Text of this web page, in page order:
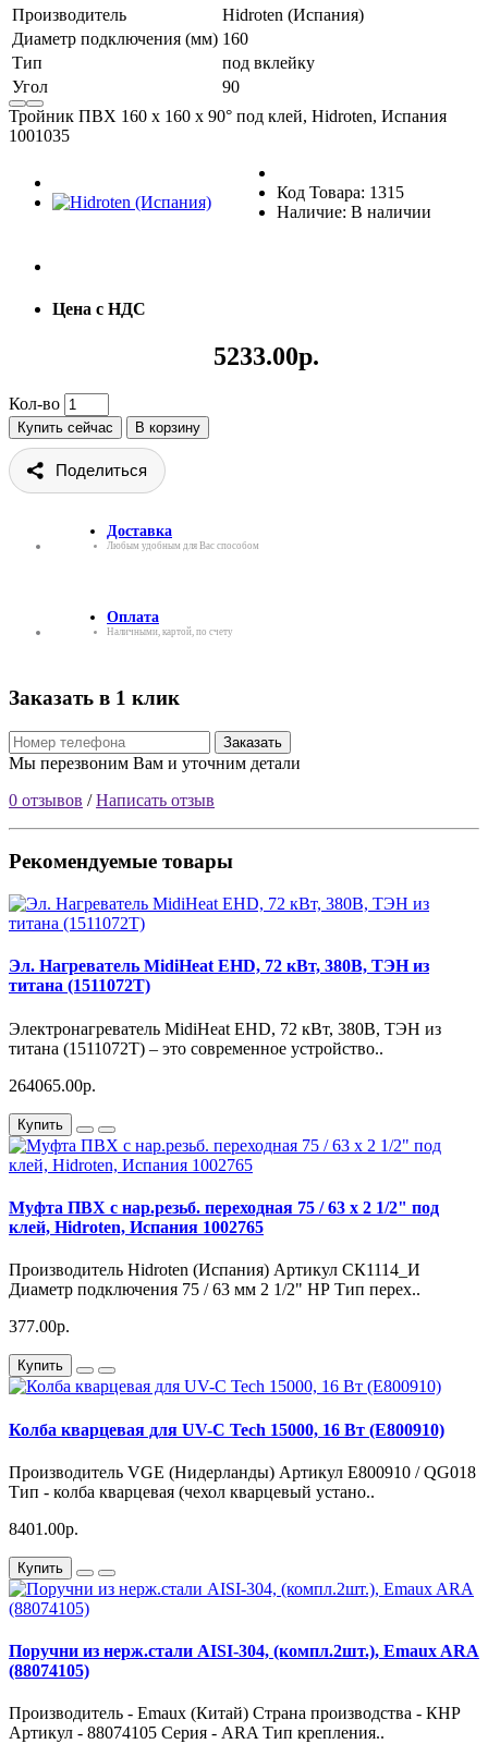
Производитель
Hidroten (Испания)
Диаметр подключения (мм) 160
Тип
под вклейку
Угол
90
Тройник ПВХ 160 х 160 х 90° под клей, Hidroten, Испания
1001035
Код Товара: 1315
Наличие: В наличии
Цена с НДС
5233.00р.
Кол-во
Купить сейчас В корзину
Поделиться
Доставка
Любым удобным для Вас способом
Оплата
Наличными, картой, по счету
Заказать в 1 клик
Заказать
Мы перезвоним Вам и уточним детали
0 отзывов /Написать отзыв
Рекомендуемые товары
Эл. Нагреватель MidiHeat EHD, 72 кВт, 380В, ТЭН из
титана (1511072T)
Электронагреватель MidiHeat EHD, 72 кВт, 380В, ТЭН из
титана (1511072T) – это современное устройство..
264065.00р.
Купить
Муфта ПВХ с нар.резьб. переходная 75 / 63 х 2 1/2" под
клей, Hidroten, Испания 1002765
Производитель Hidroten (Испания) Артикул СК1114_И
Диаметр подключения 75 / 63 мм 2 1/2" НР Тип перех..
377.00р.
Купить
Колба кварцевая для UV-C Tech 15000, 16 Вт (E800910)
Производитель VGE (Нидерланды) Артикул E800910 / QG018
Тип - колба кварцевая (чехол кварцевый устано..
8401.00р.
Купить
Поручни из нерж.стали AISI-304, (компл.2шт.), Emaux ARA
(88074105)
Производитель - Emaux (Китай) Страна производства - КНР
Артикул - 88074105 Серия - ARA Тип крепления..